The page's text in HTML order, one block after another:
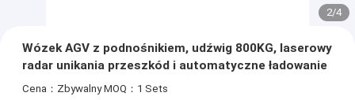
2/4
Wózek AGV z podnośnikiem, udźwig 800KG, laserowy
radar unikania przeszkód i automatyczne ładowanie
Cena：Zbywalny MOQ：1 Sets